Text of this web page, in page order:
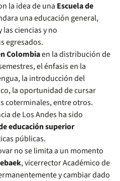
la idea de una Escuela de
una educación general,
ciencias y no
egresados.
Colombiaen la distribución de
el énfasis en la
la introducción del
la oportunidad de cursar
coterminales, entre otros.
de Los Andes ha sido
educación superior
públicas.
no se limita a un momento
, vicerrector Académico de
y cambiar dado